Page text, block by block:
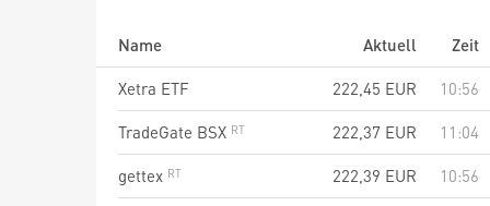
Name Aktuell
Zeit
Xetra ETF
222,45 EUR
10:56
TradeGate BSX
222,37 EUR
11:04
gettex
222,39 EUR
10:56